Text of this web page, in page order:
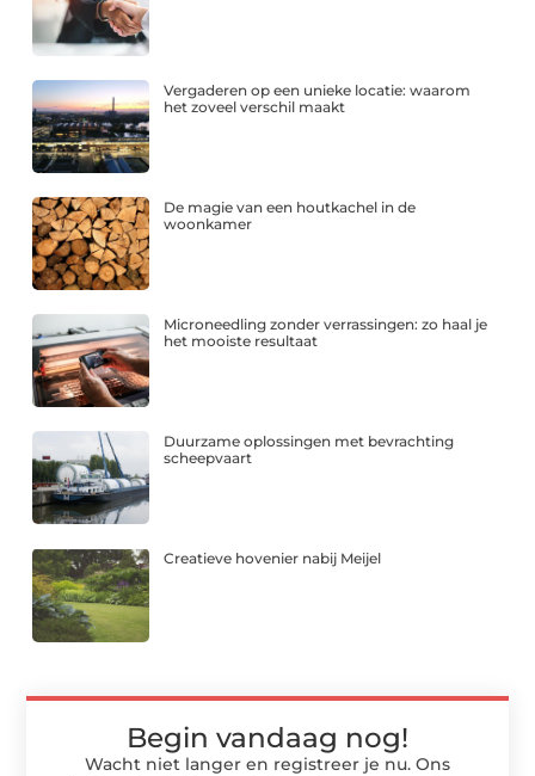
Vergaderen op een unieke locatie: waarom
het zoveel verschil maakt
De magie van een houtkachel in de
woonkamer
Microneedling zonder verrassingen: zo haal je
het mooiste resultaat
Duurzame oplossingen met bevrachting
scheepvaart
Creatieve hovenier nabij Meijel
Begin vandaag nog!
Wacht niet langer en registreer je nu. Ons